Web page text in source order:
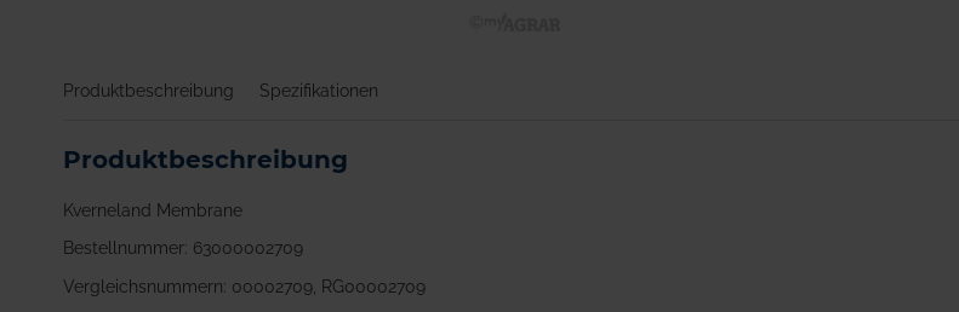
der
springen
Produktbeschreibung Spezifikationen
Produktbeschreibung
Kverneland Membrane
Bestellnummer: 63000002709
Vergleichsnummern: 00002709, RG00002709